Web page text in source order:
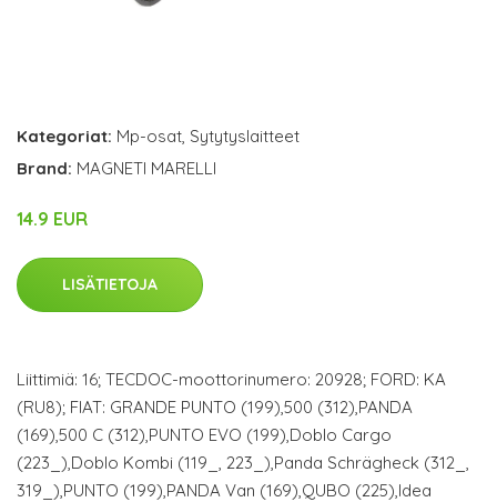
Kategoriat: Mp-osat Sytytyslaitteet
Brand: MAGNETI MARELLI
14.9 EUR
LISÄTIETOJA
Liittimiä: 16; TECDOC-moottorinumero: 20928; FORD: KA
(RU8); FIAT: GRANDE PUNTO (199),500 (312),PANDA
(169),500 C (312),PUNTO EVO (199),Doblo Cargo
(223_),Doblo Kombi (119_, 223_),Panda Schrägheck (312_,
319_),PUNTO (199),PANDA Van (169),QUBO (225),Idea